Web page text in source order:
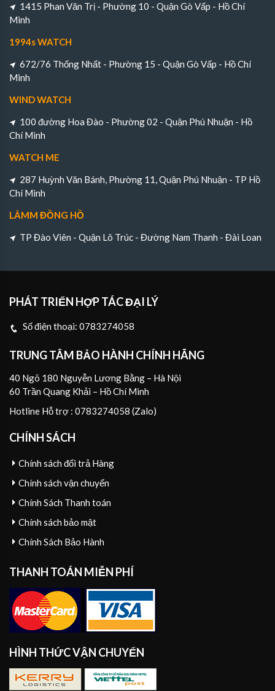
1415 Phan Văn Trị - Phường 10 - Quận Gò Vấp - Hồ Chí
Minh
1994s WATCH
672/76 Thống Nhất - Phường 15 - Quận Gò Vấp - Hồ Chí
Minh
WIND WATCH
100 đường Hoa Đào - Phường 02 - Quận Phú Nhuận - Hồ
Chí Minh
WATCH ME
287 Huỳnh Văn Bánh, Phường 11, Quận Phú Nhuận - TP Hồ
Chí Minh
LÂMM ĐỒNG HỒ
TP Đào Viên - Quận Lô Trúc - Đường Nam Thanh - Đài Loan
PHÁT TRIỂN HỢP TÁC ĐẠI LÝ
Số điện thoại: 0783274058
TRUNG TÂM BẢO HÀNH CHÍNH HÃNG
40 Ngõ 180 Nguyễn Lương Bằng – Hà Nội
60 Trần Quang Khải – Hồ Chí Minh
Hotline Hỗ trợ : 0783274058 (Zalo)
CHÍNH SÁCH
Chính sách đổi trả Hàng
Chính sách vận chuyển
Chính Sách Thanh toán
Chính sách bảo mật
Chính Sách Bảo Hành
THANH TOÁN MIỄN PHÍ
HÌNH THỨC VẬN CHUYỂN